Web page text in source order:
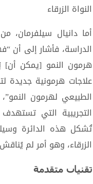
النواة الزرقاء
أما دانيال سيلفرمان،
الدراسة، فأشار إلى أن
هرمون النمو [يمكن
علاجات هرمونية جديدة
الطبيعي لهرمون
التجريبية التي
تُشكل هذه الدائرة
الزرقاء، وهو أمر لم
تقنيات متقدمة